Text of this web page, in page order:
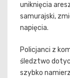
uniknięcia
samurajski,
napięcia.
Policjanci z
śledztwo
szybko